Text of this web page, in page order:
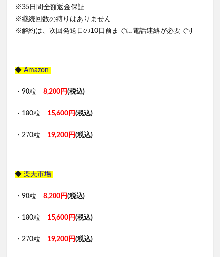
※35日間全額返金保証
※継続回数の縛りはありません
※解約は、次回発送日の10日前までに電話連絡が必要です
◆ Amazon
・90粒 8,200円(税込)
・180粒 15,600円(税込)
・270粒 19,200円(税込)
◆ 楽天市場
・90粒 8,200円(税込)
・180粒 15,600円(税込)
・270粒 19,200円(税込)